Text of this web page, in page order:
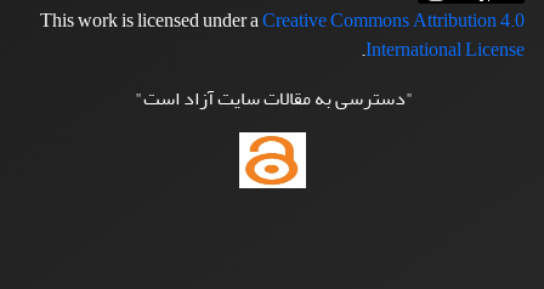
This work is licensed under aCreative Commons Attribution 4.0
International License
.
"دسترسی به مقالات سایت آزاد است"